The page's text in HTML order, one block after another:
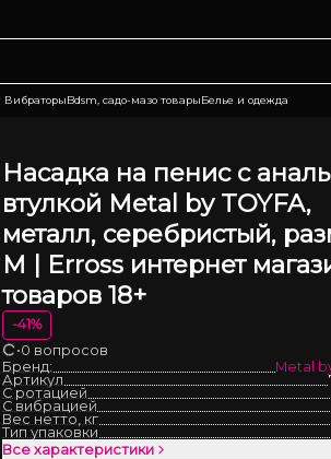
ВибраторыBdsm, садо-мазо товарыБелье и одежда
Насадка на пенис с
втулкой Metal by TOYFA,
металл, серебристый,
М | Erross интернет
товаров 18+
-41%
Загрузка
•0 вопросов
Бренд:
Metal
Артикул
С ротацией
С вибрацией
Вес нетто, кг
Тип упаковки
Все характеристики